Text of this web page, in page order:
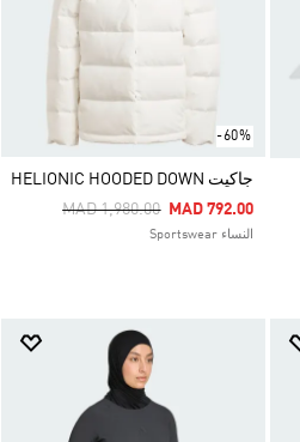
-60%
جاكيت HELIONIC HOODED DOWN
Price Reduced From
MAD 1,980.00ToMAD 792.00
النساء Sportswear